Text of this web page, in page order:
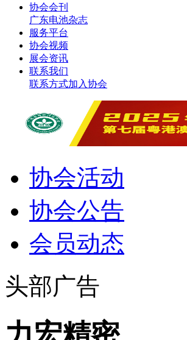
协会会刊
广东电池杂志
服务平台
协会视频
展会资讯
联系我们
联系方式加入协会
协会活动
协会公告
会员动态
头部广告